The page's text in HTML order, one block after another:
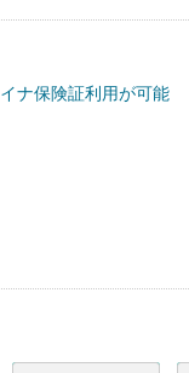
ナ保険証利用が可能